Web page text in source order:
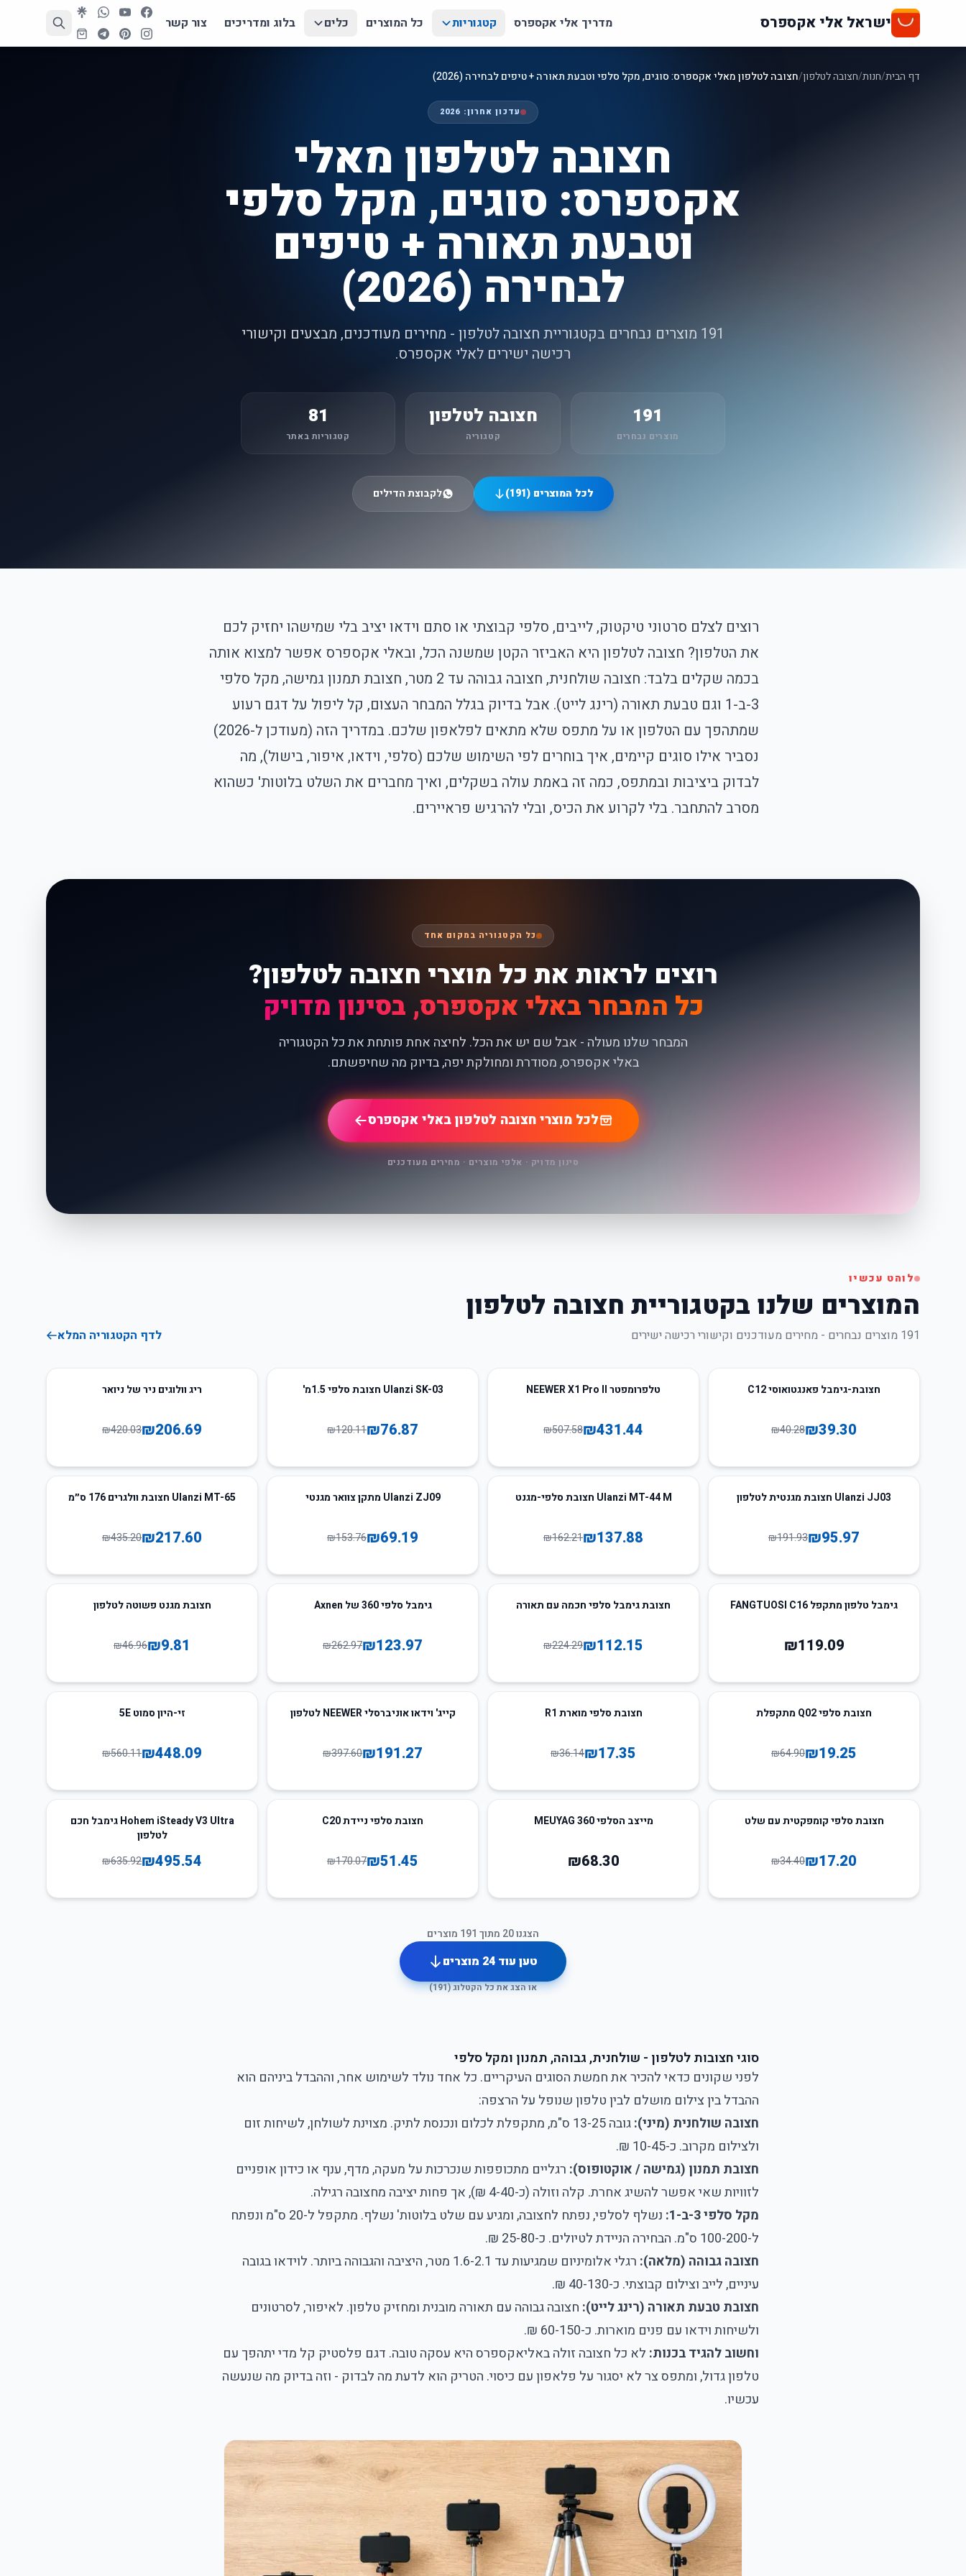
ישראל אלי אקספרס מדריך אלי אקספרס קטגוריות כל המוצרים כלים בלוג ומדריכים צור קשר
דף הבית/חנות/חצובה לטלפון/חצובה לטלפון מאלי אקספרס: סוגים, מקל סלפי וטבעת תאורה + טיפים לבחירה (2026)
עדכון אחרון: 2026
חצובה לטלפון מאלי
אקספרס: סוגים, מקל סלפי
וטבעת תאורה + טיפים
לבחירה (2026)
191 מוצרים נבחרים בקטגוריית חצובה לטלפון - מחירים מעודכנים, מבצעים וקישורי
רכישה ישירים לאלי אקספרס.
191
מוצרים נבחרים
חצובה לטלפון
קטגוריה
81
קטגוריות באתר
לכל המוצרים (191) לקבוצת הדילים
רוצים לצלם סרטוני טיקטוק, לייבים, סלפי קבוצתי או סתם וידאו יציב בלי שמישהו יחזיק לכם
את הטלפון? חצובה לטלפון היא האביזר הקטן שמשנה הכל, ובאלי אקספרס אפשר למצוא אותה
בכמה שקלים בלבד: חצובה שולחנית, חצובה גבוהה עד 2 מטר, חצובת תמנון גמישה, מקל סלפי
3-ב-1 וגם טבעת תאורה (רינג לייט). אבל בדיוק בגלל המבחר העצום, קל ליפול על דגם רעוע
שמתהפך עם הטלפון או על מתפס שלא מתאים לפלאפון שלכם. במדריך הזה (מעודכן ל-2026)
נסביר אילו סוגים קיימים, איך בוחרים לפי השימוש שלכם (סלפי, וידאו, איפור, בישול), מה
לבדוק ביציבות ובמתפס, כמה זה באמת עולה בשקלים, ואיך מחברים את השלט בלוטות' כשהוא
מסרב להתחבר. בלי לקרוע את הכיס, ובלי להרגיש פראיירים.
כל הקטגוריה במקום אחד
רוצים לראות את כל מוצרי חצובה לטלפון?
כל המבחר באלי אקספרס, בסינון מדויק
המבחר שלנו מעולה - אבל שם יש את הכל. לחיצה אחת פותחת את כל הקטגוריה
באלי אקספרס, מסודרת ומחולקת יפה, בדיוק מה שחיפשתם.
לכל מוצרי חצובה לטלפון באלי אקספרס
סינון מדויק · אלפי מוצרים · מחירים מעודכנים
לוהט עכשיו
המוצרים שלנו בקטגוריית חצובה לטלפון
191 מוצרים נבחרים - מחירים מעודכנים וקישורי רכישה ישירים לדף הקטגוריה המלא
חצובת-גימבל פאנגטואוסי C12
₪39.30
₪40.28
טלפרומפטר NEEWER X1 Pro II
₪431.44
₪507.58
Ulanzi SK-03 חצובת סלפי 1.5מ'
₪76.87
₪120.11
ריג וולוגים ניר של ניואר
₪206.69
₪420.03
Ulanzi JJ03 חצובת מגנטית לטלפון
₪95.97
₪191.93
15Ulanzi MT-44 M חצובת סלפי-מגנט
₪137.88
₪162.21
Ulanzi ZJ09 מתקן צוואר מגנטי
₪69.19
₪153.76
50
Ulanzi MT-65 חצובת וולגרים 176 ס״מ
₪217.60
₪435.20
גימבל טלפון מתקפל FANGTUOSI C16
₪119.09
חצובת גימבל סלפי חכמה עם תאורה
₪112.15
₪224.29
גימבל סלפי 360 של Axnen
₪123.97
₪262.97
חצובת מגנט פשוטה לטלפון
₪9.81
₪46.96
חצובת סלפי Q02 מתקפלת
₪19.25
₪64.90
חצובת סלפי מוארת R1
₪17.35
₪36.14
52
קייג' וידאו אוניברסלי NEEWER לטלפון
₪191.27
₪397.60
זי-היון סמוט 5E
₪448.09
₪560.11
חצובת סלפי קומפקטית עם שלט
₪17.20
₪34.40
מייצב הסלפי MEUYAG 360
₪68.30
חצובת סלפי ניידת C20
₪51.45
₪170.07
22
Hohem iSteady V3 Ultra גימבל חכם
לטלפון
₪495.54
₪635.92
הצגנו20 מתוך 191 מוצרים
טען עוד 24 מוצרים
או הצג את כל הקטלוג (191
)
סוגי חצובות לטלפון - שולחנית, גבוהה, תמנון ומקל סלפי
לפני שקונים כדאי להכיר את חמשת הסוגים העיקריים. כל אחד נולד לשימוש אחר, וההבדל ביניהם הוא
ההבדל בין צילום מושלם לבין טלפון שנופל על הרצפה:
חצובה שולחנית (מיני):
גובה 13-25 ס"מ, מתקפלת לכלום ונכנסת לתיק. מצוינת לשולחן, לשיחות זום
ולצילום מקרוב. כ-10-45 ₪.
חצובת תמנון (גמישה / אוקטופוס): רגליים מתכופפות שנכרכות על מעקה, מדף, ענף או כידון אופניים
לזוויות שאי אפשר להשיג אחרת. קלה וזולה (כ-4-40 ₪), אך פחות יציבה מחצובה רגילה.
מקל סלפי 3-ב-1:
נשלף לסלפי, נפתח לחצובה, ומגיע עם שלט בלוטות' נשלף. מתקפל ל-20 ס"מ ונפתח
ל-100-200 ס"מ. הבחירה הניידת לטיולים. כ-25-80 ₪.
חצובה גבוהה (מלאה):
רגלי אלומיניום שמגיעות עד 1.6-2.1 מטר, היציבה והגבוהה ביותר. לוידאו בגובה
עיניים, לייב וצילום קבוצתי. כ-40-130 ₪.
חצובת טבעת תאורה (רינג לייט): חצובה גבוהה עם תאורה מובנית ומחזיק טלפון. לאיפור, לסרטונים
ולשיחות וידאו עם פנים מוארות. כ-60-150 ₪.
וחשוב להגיד בכנות: לא כל חצובה זולה באליאקספרסהיא עסקה טובה. דגם פלסטיק קל מדי יתהפך עם
טלפון גדול, ומתפס צר לא יסגור על פלאפון עם כיסוי. הטריק הוא לדעת מה לבדוק - וזה בדיוק מה שנעשה
עכשיו.